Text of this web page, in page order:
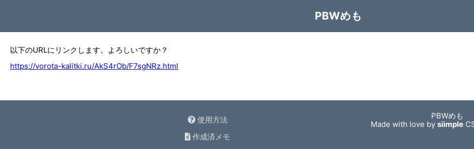
PBWめも
以下のURLにリンクします。よろしいですか？
https://vorota-kalitki.ru/AkS4rOb/F7sgNRz.html
使用方法
作成済メモ
PBWめも
Made with love bysiimple